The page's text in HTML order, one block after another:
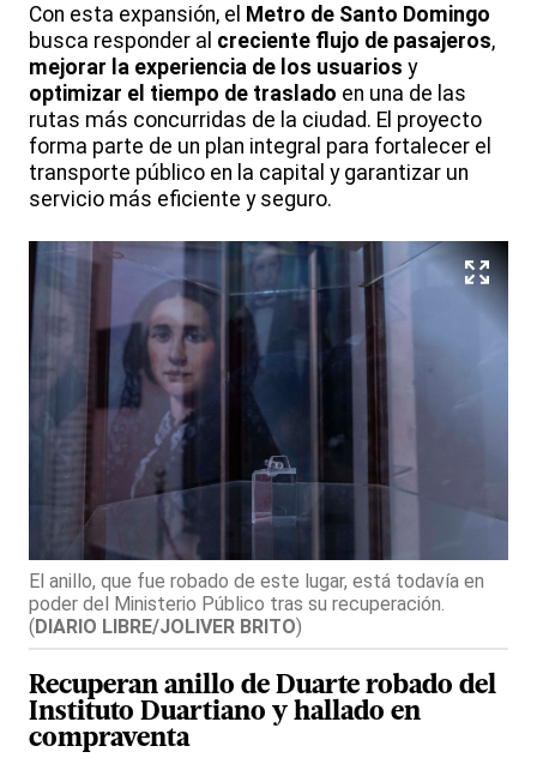
Con esta expansión, el Metro de Santo Domingo
busca responder al creciente flujo de pasajeros,
mejorar la experiencia de los usuarios y
optimizar el tiempo de traslado en una de las
rutas más concurridas de la ciudad. El proyecto
forma parte de un plan integral para fortalecer el
transporte público en la capital y garantizar un
servicio más eficiente y seguro.
El anillo, que fue robado de este lugar, está todavía en
poder del Ministerio Público tras su recuperación.
( DIARIO LIBRE/JOLIVER BRITO)
Recuperan anillo de Duarte robado del
Instituto Duartiano y hallado en
compraventa